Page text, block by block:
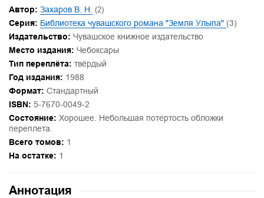
Автор: Захаров В. Н. (2)
Серия: Библиотека чувашского романа "Земля Улыпа" (3)
Издательство: Чувашское книжное издательство
Место издания: Чебоксары
Тип переплёта: твёрдый
Год издания: 1988
Формат: Стандартный
ISBN: 5-7670-0049-2
Состояние: Хорошее. Небольшая потертость обложки
переплета.
Всего томов: 1
На остатке: 1
Аннотация